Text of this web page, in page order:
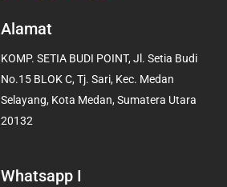
e
o
o
k
t
g
r
a
b
e
Alamat
KOMP. SETIA BUDI POINT, Jl. Setia Budi
No.15 BLOK C, Tj. Sari, Kec. Medan
Selayang, Kota Medan, Sumatera Utara
20132
Whatsapp I